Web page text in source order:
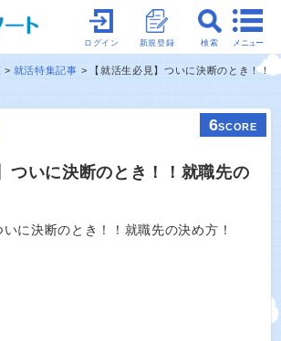
メニュー
検索
新規登録
ログイン
就活特集記事
【就活生必見】ついに決断のとき！！
6SCORE
ついに決断のとき！！就職先の